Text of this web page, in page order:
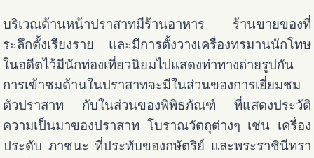
บริเวณด้านหน้าปราสาทมีร้านอาหาร ร้านขายของที่
ระลึกตั้งเรียงราย และมีการตั้งวางเครื่องทรมานนักโทษ
ในอดีตไว้มีนักท่องเที่ยวนิยมไปแสดงท่าทางถ่ายรูปกัน
การเข้าชมด้านในปราสาทจะมีในส่วนของการเยี่ยมชม
ตัวปราสาท กับในส่วนของพิพิธภัณฑ์ ที่แสดงประวัติ
ความเป็นมาของปราสาท โบราณวัตถุต่างๆ เช่น เครื่อง
ประดับ ภาชนะ ที่ประทับของกษัตริย์ และพระราชินีทรา